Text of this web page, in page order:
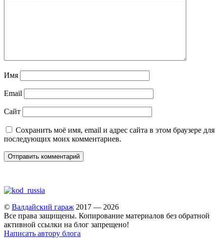
Имя
Email
Сайт
Сохранить моё имя, email и адрес сайта в этом браузере для
последующих моих комментариев.
© Валдайский гараж 2017 — 2026
Все права защищены. Копирование материалов без обратной
активной ссылки на блог запрещено!
Написать автору блога